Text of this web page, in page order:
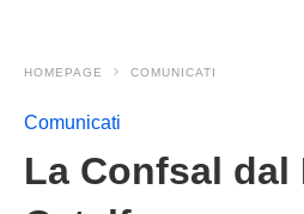
HOMEPAGE COMUNICATI
Comunicati
La Confsal dal